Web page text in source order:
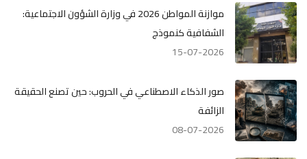
موازنة المواطن 2026 في وزارة الشؤون الاجتماعية:
الشفافية كنموذج
15-07-2026
صور الذكاء الاصطناعي في الحروب: حين تصنع الحقيقة
الزائفة
08-07-2026